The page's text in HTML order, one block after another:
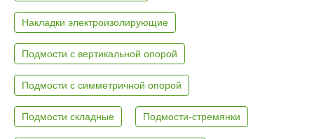
Накладки электроизолирующие
Подмости с вертикальной опорой
Подмости с симметричной опорой
Подмости складные Подмости-стремянки